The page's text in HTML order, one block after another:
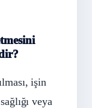
işin
veya